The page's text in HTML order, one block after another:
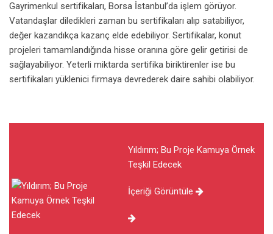
Gayrimenkul sertifikaları, Borsa İstanbul’da işlem görüyor.
Vatandaşlar diledikleri zaman bu sertifikaları alıp satabiliyor,
değer kazandıkça kazanç elde edebiliyor. Sertifikalar, konut
projeleri tamamlandığında hisse oranına göre gelir getirisi de
sağlayabiliyor. Yeterli miktarda sertifika biriktirenler ise bu
sertifikaları yüklenici firmaya devrederek daire sahibi olabiliyor.
Yıldırım; Bu Proje Kamuya Örnek
Teşkil Edecek
İçeriği Görüntüle